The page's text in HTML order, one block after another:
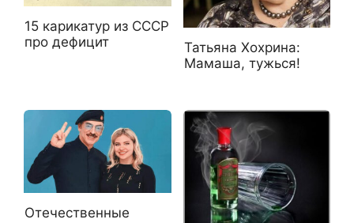
15 карикатур из СССР
про дефицит
Татьяна Хохрина:
Мамаша, тужься!
Отечественные